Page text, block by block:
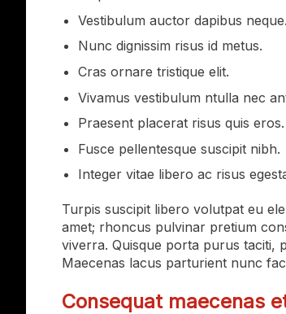
Vestibulum auctor dapibus neque.
Nunc dignissim risus id metus.
Cras ornare tristique elit.
Vivamus vestibulum ntulla nec
Praesent placerat risus quis eros.
Fusce pellentesque suscipit nibh.
Integer vitae libero ac risus
Turpis suscipit libero volutpat eu
amet; rhoncus pulvinar pretium
viverra. Quisque porta purus taciti,
Maecenas lacus parturient nunc
Consequat maecenas